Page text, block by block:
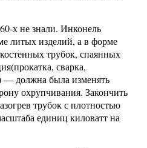
х не знали. Инконель
литых изделий, а в форме
трубок, спаянных
сварка,
— должна была изменять
охрупчивания. Закончить
трубок с плотностью
единиц киловатт на